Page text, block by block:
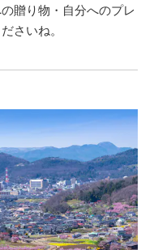
贈り物・自分へのプレ
さいね。